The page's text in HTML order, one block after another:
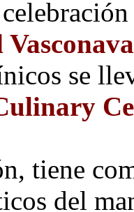
se
tiene
del